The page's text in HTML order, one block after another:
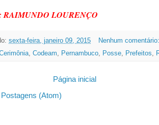
RAIMUNDO LOURENÇO
sexta-feira, janeiro 09, 2015
Nenhum
, Codeam, Pernambuco, Posse, Prefeitos,
Página inicial
Postagens (Atom)